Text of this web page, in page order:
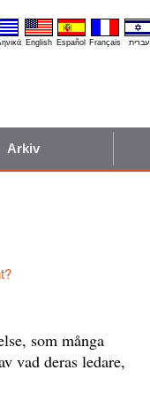
English Español Français עברית
Arkiv
som många
vad deras ledare,